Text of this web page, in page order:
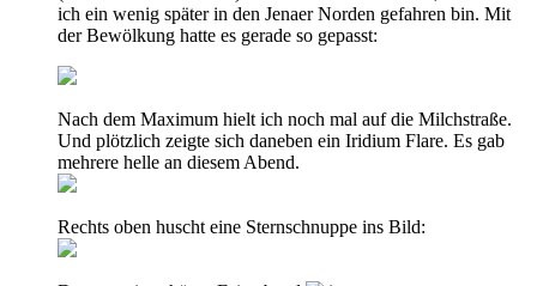
ich ein wenig später in den Jenaer Norden gefahren bin. Mit
der Bewölkung hatte es gerade so gepasst:
Nach dem Maximum hielt ich noch mal auf die Milchstraße.
Und plötzlich zeigte sich daneben ein Iridium Flare. Es gab
mehrere helle an diesem Abend.
Rechts oben huscht eine Sternschnuppe ins Bild: